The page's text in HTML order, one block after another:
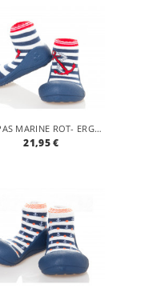
ATTIPAS MARINE ROT- ERGONOMISCHE BABY LAUFLERNSCHUHE, ATMUNGSAKTIVE KINDER HAUSSCHUHE ABS SOCKEN BABYSCHUHE ANTIRUTSCH
21,95 €